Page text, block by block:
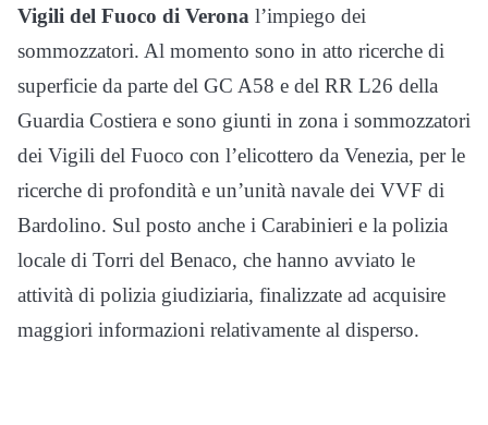
Vigili del Fuoco di Verona l’impiego dei
sommozzatori. Al momento sono in atto ricerche di
superficie da parte del GC A58 e del RR L26 della
Guardia Costiera e sono giunti in zona i sommozzatori
dei Vigili del Fuoco con l’elicottero da Venezia, per le
ricerche di profondità e un’unità navale dei VVF di
Bardolino. Sul posto anche i Carabinieri e la polizia
locale di Torri del Benaco, che hanno avviato le
attività di polizia giudiziaria, finalizzate ad acquisire
maggiori informazioni relativamente al disperso.